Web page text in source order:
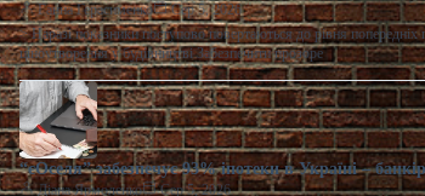
Ганна Герасименко
Сер 5, 2026
> Наразі показники поступово повертаються до рівня
ціноутворення у будівництві Забезпечити прозоре
“єОселя” забезпечує 93% іпотеки в Україні –
Діана Ярмоленко Сер 5, 2026